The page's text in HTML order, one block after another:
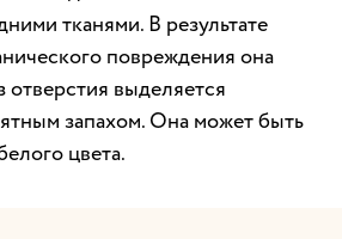
тканями. В результате
повреждения она
отверстия выделяется
запахом. Она может быть
цвета.